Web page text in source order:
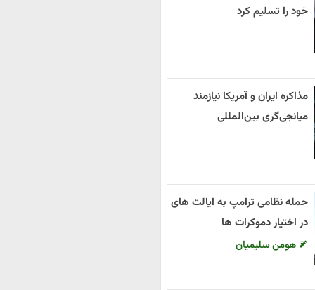
خود را تسلیم کرد
مذاکره ایران و آمریکا نیازمند
میانجی‌گری بین‌المللی
حمله نظامی ترامپ به ایالت های
در اختیار دموکرات ها
هومن سلیمیان